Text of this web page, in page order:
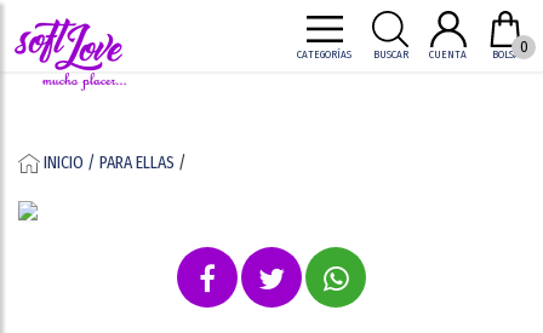
BOLSA 0
CUENTA
BUSCAR
CATEGORÍAS
INICIO / PARA ELLAS /